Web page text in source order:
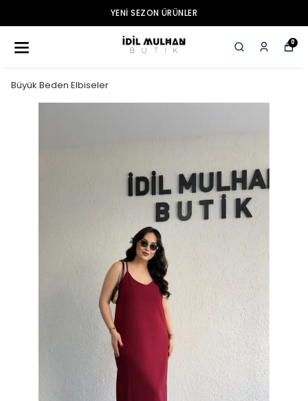
YENI SEZON ÜRÜNLER
0
Büyük Beden Elbiseler